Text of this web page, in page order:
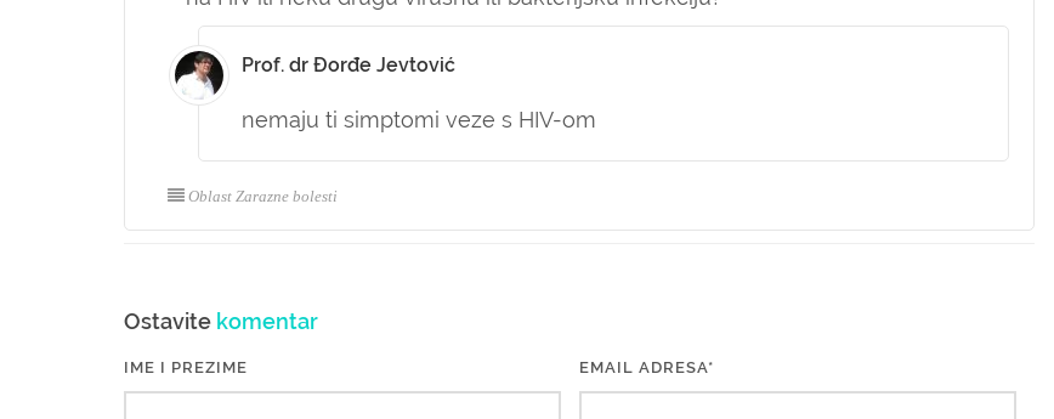
Prof. dr Đorđe Jevtović
nemaju ti simptomi veze s HIV-om
Oblast Zarazne bolesti
Ostavite komentar
IME I PREZIME EMAIL ADRESA*